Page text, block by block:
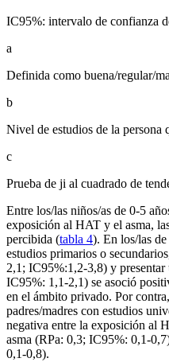
IC95%: intervalo de confianza
a
Definida como buena/regular/
b
Nivel de estudios de la persona
c
Prueba de ji al cuadrado de
Entre los/las niños/as de 0-5
exposición al HAT y el asma,
percibida (tabla 4). En los/las de
estudios primarios o
2,1; IC95%:1,2-3,8) y
IC95%: 1,1-2,1) se asoció
en el ámbito privado. Por
padres/madres con estudios
negativa entre la exposición al
asma (RPa: 0,3; IC95%: 0,1-
0,1-0,8).